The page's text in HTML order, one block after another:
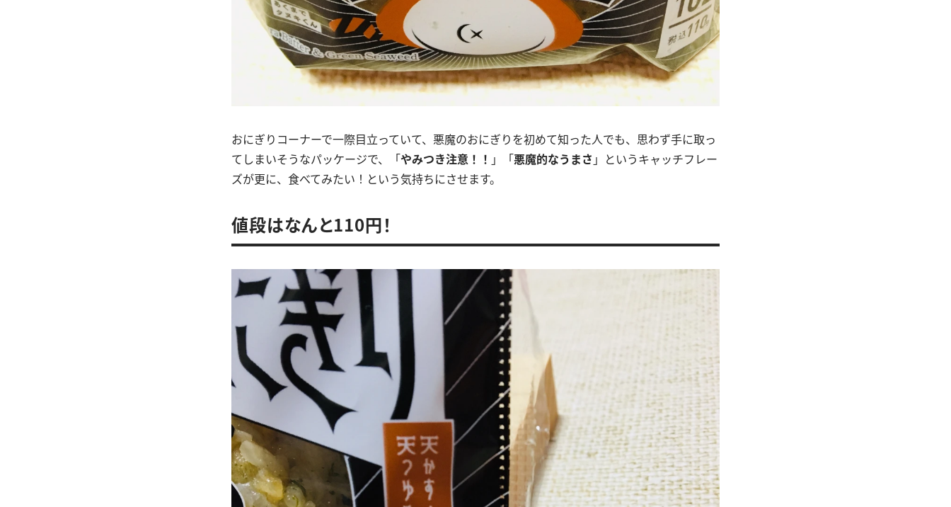
おにぎりコーナーで一際目立っていて、悪魔のおにぎりを初めて知った人でも、思わず手に取っ
てしまいそうなパッケージで、「やみつき注意！！ 」「悪魔的なうまさ 」というキャッチフレー
ズが更に、食べてみたい！という気持ちにさせます。
値段はなんと110円！